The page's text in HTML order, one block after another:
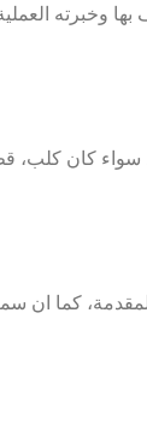
العملية
كان كلب،
كما ان